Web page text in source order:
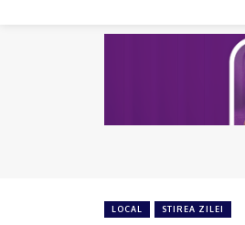
LOCAL STIREA ZILEI